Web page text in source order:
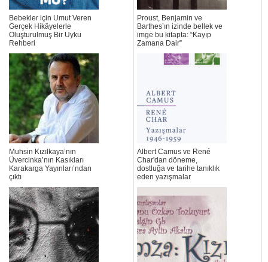
Bebekler için Umut Veren
Gerçek Hikâyelerle
Oluşturulmuş Bir Uyku
Rehberi
Proust, Benjamin ve
Barthes’ın izinde bellek ve
imge bu kitapta: “Kayıp
Zamana Dair”
Muhsin Kızılkaya’nın
Üvercinka’nın Kasıkları
Karakarga Yayınları’ndan
çıktı
Albert Camus ve René
Char'dan döneme,
dostluğa ve tarihe tanıklık
eden yazışmalar